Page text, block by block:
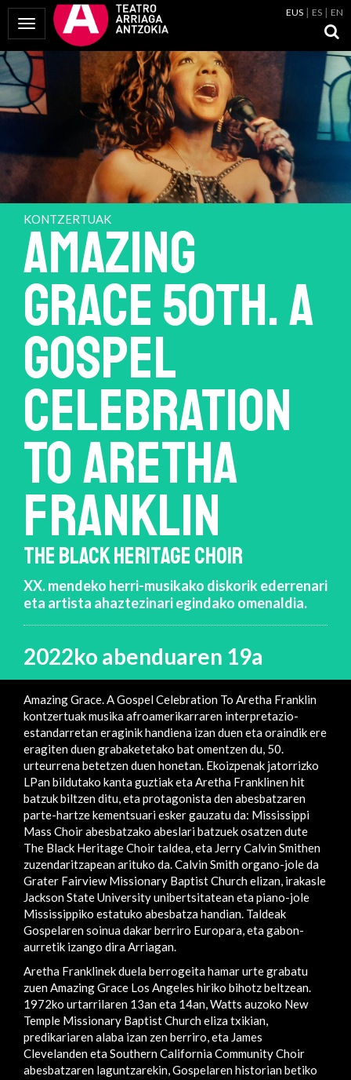
Menua erakutsi
EUS ES EN
KONTZERTUAK
AMAZING
GRACE 50th. A
GOSPEL
CELEBRATION
TO ARETHA
FRANKLIN
THE BLACK HERITAGE CHOIR
XX. mendeko herri-musikako diskorik ederrenari
eta artista ahaztezinari egindako omenaldia.
2022ko abenduaren 19a
Amazing Grace. A Gospel Celebration To Aretha Franklin
kontzertuak musika afroamerikarraren interpretazio-
estandarretan eraginik handiena izan duen eta oraindik ere
eragiten duen grabaketetako bat omentzen du, 50.
urteurrena betetzen duen honetan. Ekoizpenak jatorrizko
LPan bildutako kanta guztiak eta Aretha Franklinen hit
batzuk biltzen ditu, eta protagonista den abesbatzaren
parte-hartze kementsuari esker gauzatu da: Mississippi
Mass Choir abesbatzako abeslari batzuek osatzen dute
The Black Heritage Choir taldea, eta Jerry Calvin Smithen
zuzendaritzapean arituko da. Calvin Smith organo-jole da
Grater Fairview Missionary Baptist Church elizan, irakasle
Jackson State University unibertsitatean eta piano-jole
Mississippiko estatuko abesbatza handian. Taldeak
Gospelaren soinua dakar berriro Europara, eta gabon-
aurretik izango dira Arriagan.
Aretha Franklinek duela berrogeita hamar urte grabatu
zuen Amazing Grace Los Angeles hiriko bihotz beltzean.
1972ko urtarrilaren 13an eta 14an, Watts auzoko New
Temple Missionary Baptist Church eliza txikian,
predikariaren alaba izan zen berriro, eta James
Clevelanden eta Southern California Community Choir
abesbatzaren laguntzarekin, Gospelaren historian betiko